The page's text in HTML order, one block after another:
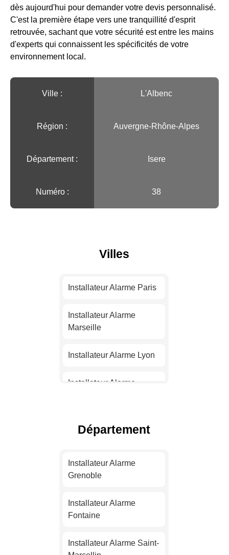
dès aujourd'hui pour demander votre devis personnalisé.
C'est la première étape vers une tranquillité d'esprit
retrouvée, sachant que votre sécurité est entre les mains
d'experts qui connaissent les spécificités de votre
environnement local.
Ville :️ L'Albenc
Région :️ Auvergne-Rhône-Alpes
Département : Isere
Numéro : 38
Villes
Installateur Alarme Paris
Installateur Alarme
Marseille
Installateur Alarme Lyon
Installateur Alarme
Installateur Alarme Nice
Nantes
Strasbourg
Montpellier
Département
Installateur Alarme
Grenoble
Installateur Alarme
Fontaine
Installateur Alarme Saint-